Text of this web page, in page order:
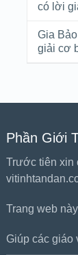
có lời
Gia Bảo
giải cơ
Phần Giới
Trước tiên xin
Trang web
Giúp các giáo